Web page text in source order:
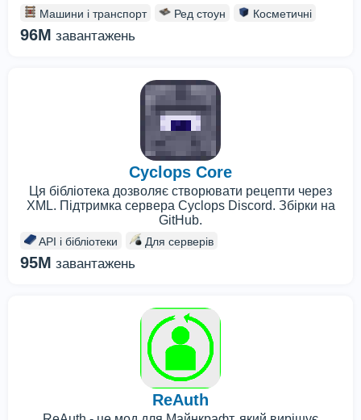
Машини і транспорт Ред стоун Косметичні
96M завантажень
Cyclops Core
Ця бібліотека дозволяє створювати рецепти через
XML. Підтримка сервера Cyclops Discord. Збірки на
GitHub.
API і бібліотеки Для серверів
95M завантажень
ReAuth